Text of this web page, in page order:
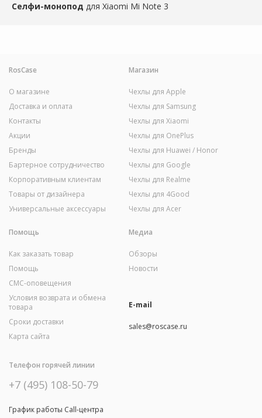
Селфи-монопод для Xiaomi Mi Note 3
RosCase
О магазине
Доставка и оплата
Контакты
Акции
Бренды
Бартерное сотрудничество
Корпоративным клиентам
Товары от дизайнера
Универсальные аксессуары
Магазин
Чехлы для Apple
Чехлы для Samsung
Чехлы для Xiaomi
Чехлы для OnePlus
Чехлы для Huawei / Honor
Чехлы для Google
Чехлы для Realme
Чехлы для 4Good
Чехлы для Acer
Помощь
Как заказать товар
Помощь
СМС-оповещения
Условия возврата и обмена
товара
Сроки доставки
Карта сайта
Медиа
Обзоры
Новости
E-mail
sales@roscase.ru
Телефон горячей линии
+7 (495) 108-50-79
График работы Call-центра